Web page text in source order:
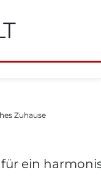
Zuhause
ein